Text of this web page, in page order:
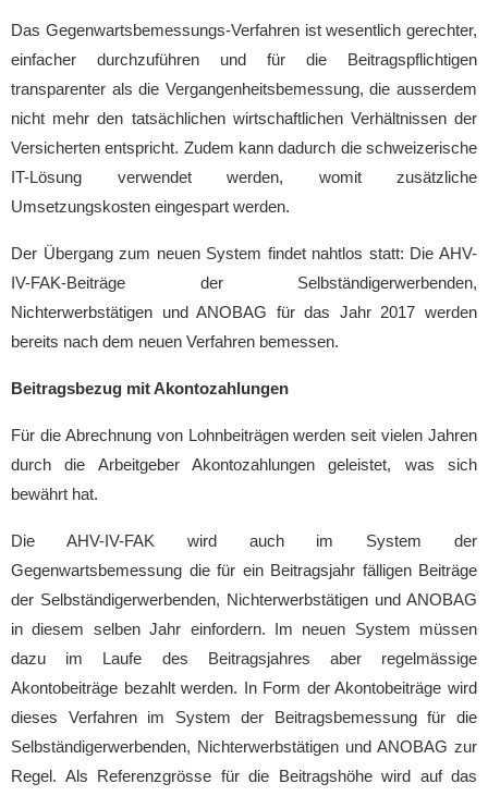
Das Gegenwartsbemessungs-Verfahren ist wesentlich gerechter,
einfacher durchzuführen und für die Beitragspflichtigen
transparenter als die Vergangenheitsbemessung, die ausserdem
nicht mehr den tatsächlichen wirtschaftlichen Verhältnissen der
Versicherten entspricht. Zudem kann dadurch die schweizerische
IT-Lösung verwendet werden, womit zusätzliche
Umsetzungskosten eingespart werden.
Der Übergang zum neuen System findet nahtlos statt: Die AHV-
IV-FAK-Beiträge der Selbständigerwerbenden,
Nichterwerbstätigen und ANOBAG für das Jahr 2017 werden
bereits nach dem neuen Verfahren bemessen.
Beitragsbezug mit Akontozahlungen
Für die Abrechnung von Lohnbeiträgen werden seit vielen Jahren
durch die Arbeitgeber Akontozahlungen geleistet, was sich
bewährt hat.
Die AHV-IV-FAK wird auch im System der
Gegenwartsbemessung die für ein Beitragsjahr fälligen Beiträge
der Selbständigerwerbenden, Nichterwerbstätigen und ANOBAG
in diesem selben Jahr einfordern. Im neuen System müssen
dazu im Laufe des Beitragsjahres aber regelmässige
Akontobeiträge bezahlt werden. In Form der Akontobeiträge wird
dieses Verfahren im System der Beitragsbemessung für die
Selbständigerwerbenden, Nichterwerbstätigen und ANOBAG zur
Regel. Als Referenzgrösse für die Beitragshöhe wird auf das